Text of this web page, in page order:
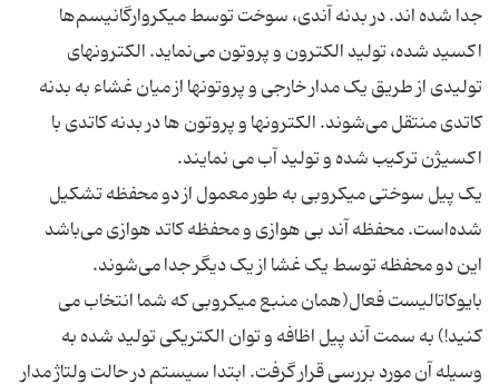
جدا شده اند. در بدنه آندی، سوخت توسط میکروارگانیسم‌ها
اکسید شده، تولید الکترون و پروتون می‌نماید. الکترونهای
تولیدی از طریق یک مدار خارجی و پروتونها از میان غشاء به بدنه
کاتدی منتقل می‌شوند. الکترونها و پروتون ها در بدنه کاتدی با
اکسیژن ترکیب شده و تولید آب می نمایند.
یک پیل سوختی میکروبی به ‌طور معمول از دو محفظه تشکیل
شده‌است. محفظه آند بی هوازی و محفظه کاتد هوازی می‌باشد
این دو محفظه توسط یک غشا از یک دیگر جدا می‌شوند.
بایوکاتالیست فعال(همان منبع میکروبی که شما انتخاب می
کنید!) به سمت آند پیل اظافه و توان الکتریکی تولید شده به
وسیله آن مورد بررسی قرار گرفت. ابتدا سیستم در حالت ولتاژ مدار